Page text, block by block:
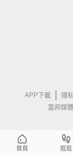
APP下載 隱
富邦媒
首頁 逛逛